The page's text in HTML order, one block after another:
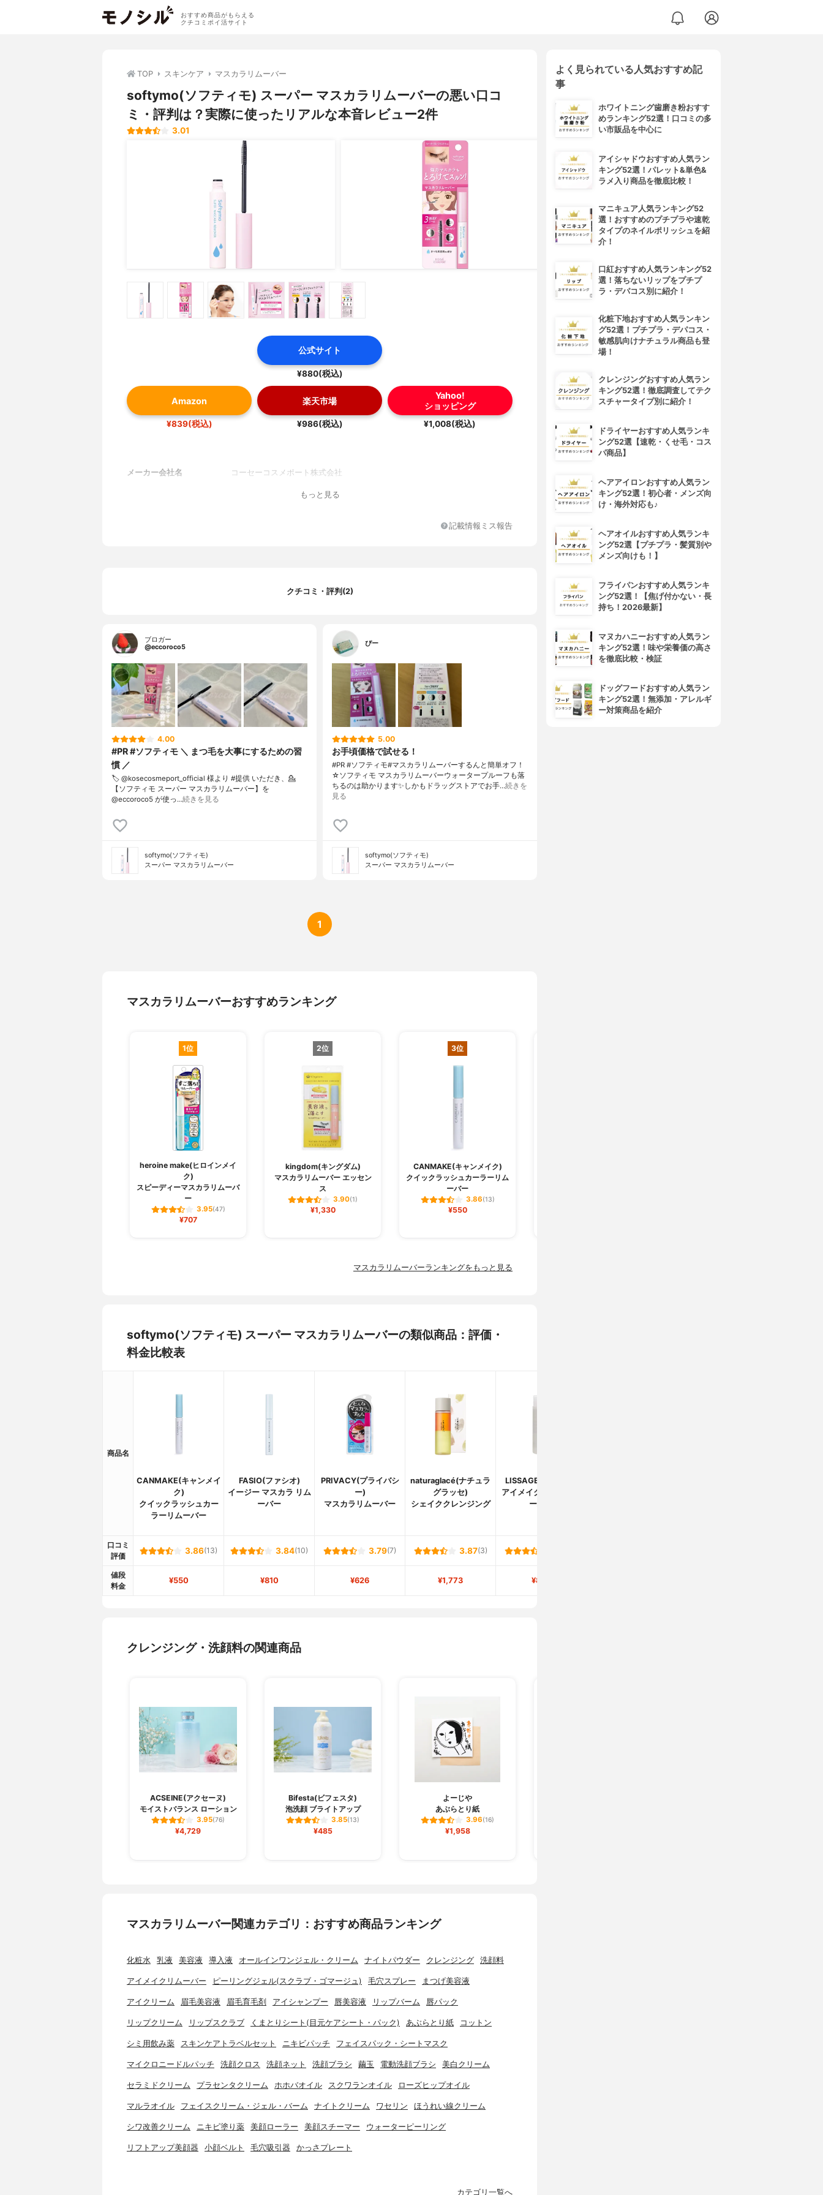
おすすめ商品がもらえる
クチコミポイ活サイト
TOP スキンケア マスカラリムーバー
softymo(ソフティモ) スーパー マスカラリムーバーの悪い口コ
ミ・評判は？実際に使ったリアルな本音レビュー2件
3.01
公式サイト
¥880(税込)
Amazon
¥839(税込)
楽天市場
¥986(税込)
Yahoo!
ショッピング
¥1,008(税込)
メーカー会社名 コーセーコスメポート株式会社
もっと見る
記載情報ミス報告
クチコミ・評判(2)
ブロガー
@eccoroco5
4.00
#PR #ソフティモ ＼ まつ毛を大事にするための習
慣 ／
🏷️ @kosecosmeport_official 様より #提供 いただき、⁡💁
【ソフティモ スーパー マスカラリムーバー】を
@eccoroco5 が使っ…続きを見る
softymo(ソフティモ)
スーパー マスカラリムーバー
ぴー
5.00
お手頃価格で試せる！
#PR #ソフティモ#マスカラリムーバーするんと簡単オフ！
☆ソフティモ マスカラリムーバーウォータープルーフも落
ちるのは助かります✨️しかもドラッグストアでお手…続きを
見る
softymo(ソフティモ)
スーパー マスカラリムーバー
1
マスカラリムーバーおすすめランキング
1位
heroine make(ヒロインメイ
ク)
スピーディーマスカラリムーバ
ー
3.95(47)
¥707
2位
kingdom(キングダム)
マスカラリムーバー エッセン
ス
3.90(1)
¥1,330
3位
CANMAKE(キャンメイク)
クイックラッシュカーラーリム
ーバー
3.86(13)
¥550
マスカラリムーバーランキングをもっと見る
softymo(ソフティモ) スーパー マスカラリムーバーの類似商品：評価・
料金比較表
商品名
CANMAKE(キャンメイ
ク)
クイックラッシュカー
ラーリムーバー
FASIO(ファシオ)
イージー マスカラ リム
ーバー
PRIVACY(プライバシ
ー)
マスカラリムーバー
naturaglacé(ナチュラ
グラッセ)
シェイククレンジング
LISSAGE(リサージ)
アイメイクアップリム
ーバー
口コミ
評価
3.86(13) 3.84(10) 3.79(7) 3.87(3)
値段
料金
¥550 ¥810 ¥626 ¥1,773 ¥880
クレンジング・洗顔料の関連商品
ACSEINE(アクセーヌ)
モイストバランス ローション
3.95(76)
¥4,729
Bifesta(ビフェスタ)
泡洗顔 ブライトアップ
3.85(13)
¥485
よーじや
あぶらとり紙
3.96(16)
¥1,958
マスカラリムーバー関連カテゴリ：おすすめ商品ランキング
化粧水 乳液 美容液 導入液 オールインワンジェル・クリーム ナイトパウダー クレンジング 洗顔料
アイメイクリムーバー ピーリングジェル(スクラブ・ゴマージュ) 毛穴スプレー まつげ美容液
アイクリーム 眉毛美容液 眉毛育毛剤 アイシャンプー 唇美容液 リップバーム 唇パック
リップクリーム リップスクラブ くまとりシート(目元ケアシート・パック) あぶらとり紙 コットン
シミ用飲み薬 スキンケアトラベルセット ニキビパッチ フェイスパック・シートマスク
マイクロニードルパッチ 洗顔クロス 洗顔ネット 洗顔ブラシ 繭玉 電動洗顔ブラシ 美白クリーム
セラミドクリーム プラセンタクリーム ホホバオイル スクワランオイル ローズヒップオイル
マルラオイル フェイスクリーム・ジェル・バーム ナイトクリーム ワセリン ほうれい線クリーム
シワ改善クリーム ニキビ塗り薬 美顔ローラー 美顔スチーマー ウォーターピーリング
リフトアップ美顔器 小顔ベルト 毛穴吸引器 かっさプレート
カテゴリ一覧へ
よく見られている人気おすすめ記
事
ホワイトニング歯磨き粉おすす
めランキング52選！口コミの多
い市販品を中心に
アイシャドウおすすめ人気ラン
キング52選！パレット&単色&
ラメ入り商品を徹底比較！
マニキュア人気ランキング52
選！おすすめのプチプラや速乾
タイプのネイルポリッシュを紹
介！
口紅おすすめ人気ランキング52
選！落ちないリップをプチプ
ラ・デパコス別に紹介！
化粧下地おすすめ人気ランキン
グ52選！プチプラ・デパコス・
敏感肌向けナチュラル商品も登
場！
クレンジングおすすめ人気ラン
キング52選！徹底調査してテク
スチャータイプ別に紹介！
ドライヤーおすすめ人気ランキ
ング52選【速乾・くせ毛・コス
パ商品】
ヘアアイロンおすすめ人気ラン
キング52選！初心者・メンズ向
け・海外対応も♪
ヘアオイルおすすめ人気ランキ
ング52選【プチプラ・髪質別や
メンズ向けも！】
フライパンおすすめ人気ランキ
ング52選！【焦げ付かない・長
持ち！2026最新】
マヌカハニーおすすめ人気ラン
キング52選！味や栄養価の高さ
を徹底比較・検証
ドッグフードおすすめ人気ラン
キング52選！無添加・アレルギ
ー対策商品を紹介